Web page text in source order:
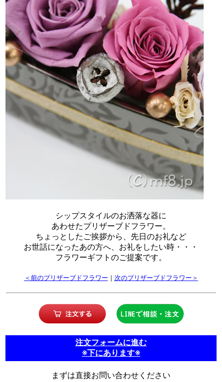
シップスタイルのお洒落な器に
あわせたプリザーブドフラワー。
ちょっとしたご挨拶から、先日のお礼など
お世話になったあの方へ、お礼をしたい時・・・
フラワーギフトのご提案です。
＜前のプリザーブドフラワー ｜ 次のプリザーブドフラワー＞
注文フォームに進む
※下にあります※
まずは直接お問い合わせください